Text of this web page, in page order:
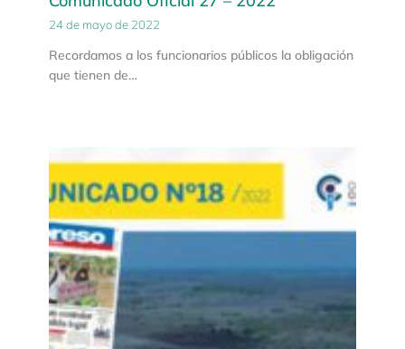
24 de mayo de 2022
Recordamos a los funcionarios públicos la obligación
que tienen de…